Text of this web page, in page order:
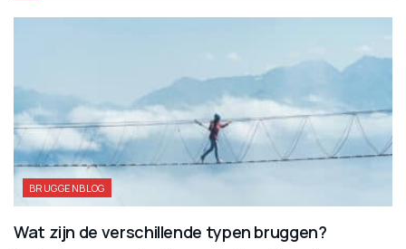
BRUGGENBLOG
Wat zijn de verschillende typen bruggen?